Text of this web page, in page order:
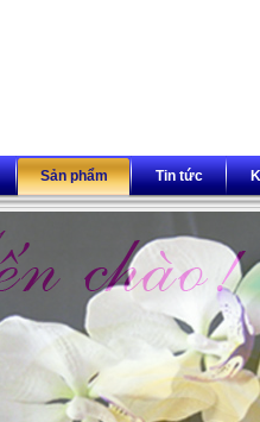
Sản phẩm Tin tức